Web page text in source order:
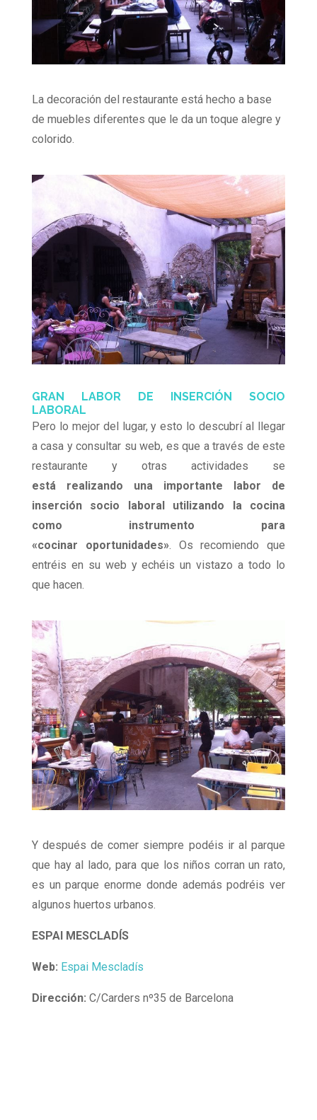
La decoración del restaurante está hecho a base
de muebles diferentes que le da un toque alegre y
colorido.
GRAN LABOR DE INSERCIÓN SOCIO
LABORAL
Pero lo mejor del lugar, y esto lo descubrí al llegar
a casa y consultar su web, es que a través de este
restaurante y otras actividades se
está realizando una importante labor de
inserción socio laboral utilizando la cocina
como instrumento para
«cocinar oportunidades». Os recomiendo que
entréis en su web y echéis un vistazo a todo lo
que hacen.
Y después de comer siempre podéis ir al parque
que hay al lado, para que los niños corran un rato,
es un parque enorme donde además podréis ver
algunos huertos urbanos.
ESPAI MESCLADÍS
Web: Espai Mescladís
Dirección: C/Carders nº35 de Barcelona